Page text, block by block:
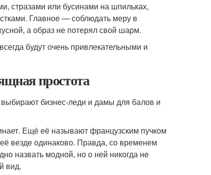
стразами или бусинами на шпильках,
Главное — соблюдать меру в
а образ не потерял свой шарм.
будут очень привлекательными и
простота
выбирают бизнес-леди и дамы для балов и
Ещё её называют французским пучком
везде одинаково. Правда, со временем
назвать модной, но о ней никогда не
вид.